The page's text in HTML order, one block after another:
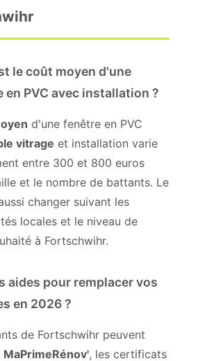
le coût moyen d'une
en PVC avec installation ?
d'une fenêtre en PVC
vitrage et installation varie
entre 300 et 800 euros
et le nombre de battants. Le
changer suivant les
locales et le niveau de
à Fortschwihr.
aides pour remplacer vos
en 2026 ?
de Fortschwihr peuvent
MaPrimeRénov', les certificats